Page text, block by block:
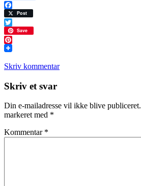
Facebook
Post
Twitter
Save
Pinterest
Skriv kommentar
Læserinteraktioner
Skriv et svar
Din e-mailadresse vil ikke blive publiceret.
markeret med *
Kommentar *